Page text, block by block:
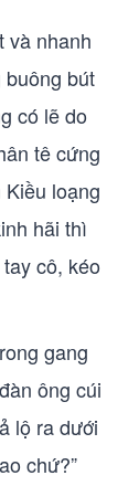
và nhanh
bút
có lẽ do
tê cứng
loạng
hãi thì
cô, kéo
gang
ông cúi
lộ ra dưới
chứ?”